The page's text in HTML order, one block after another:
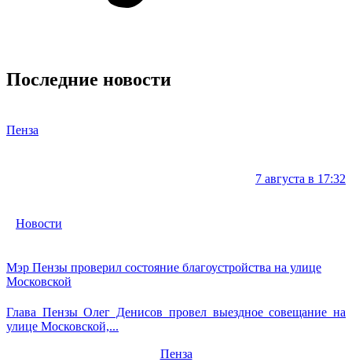
Последние новости
Пенза
7 августа в 17:32
Новости
Мэр Пензы проверил состояние благоустройства на улице
Московской
Глава Пензы Олег Денисов провел выездное совещание на
улице Московской,...
Пенза